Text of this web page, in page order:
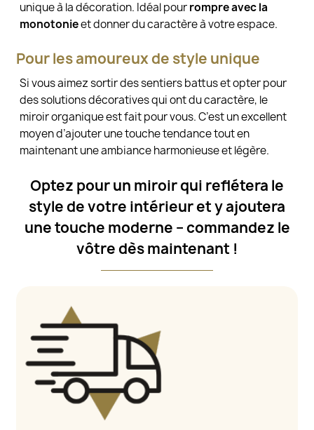
unique à la décoration. Idéal pourrompre avec la
monotonieet donner du caractère à votre espace.
Pour les amoureux de style unique
Si vous aimez sortir des sentiers battus et opter pour
des solutions décoratives qui ont du caractère, le
miroir organique est fait pour vous. C’est un excellent
moyen d’ajouter une touche tendance tout en
maintenant une ambiance harmonieuse et légère.
Optez pour un miroir qui reflétera le
style de votre intérieur et y ajoutera
une touche moderne – commandez le
vôtre dès maintenant !